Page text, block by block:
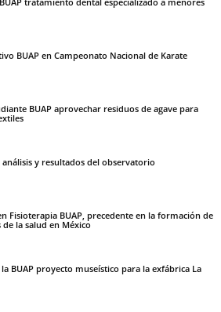
BUAP en Campeonato Nacional de Karate
BUAP aprovechar residuos de agave para
análisis y resultados del observatorio
Fisioterapia BUAP, precedente en la formación de
la salud en México
BUAP proyecto museístico para la exfábrica La